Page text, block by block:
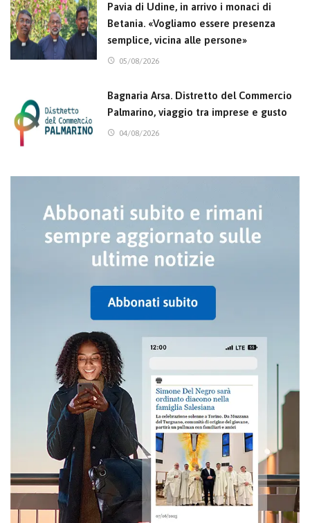
Pavia di Udine, in arrivo i monaci di
Betania. «Vogliamo essere presenza
semplice, vicina alle persone»
05/08/2026
Bagnaria Arsa. Distretto del Commercio
Palmarino, viaggio tra imprese e gusto
04/08/2026